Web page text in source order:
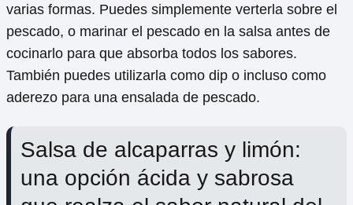
varias formas. Puedes simplemente verterla sobre el
pescado, o marinar el pescado en la salsa antes de
cocinarlo para que absorba todos los sabores.
También puedes utilizarla como dip o incluso como
aderezo para una ensalada de pescado.
Salsa de alcaparras y limón:
una opción ácida y sabrosa